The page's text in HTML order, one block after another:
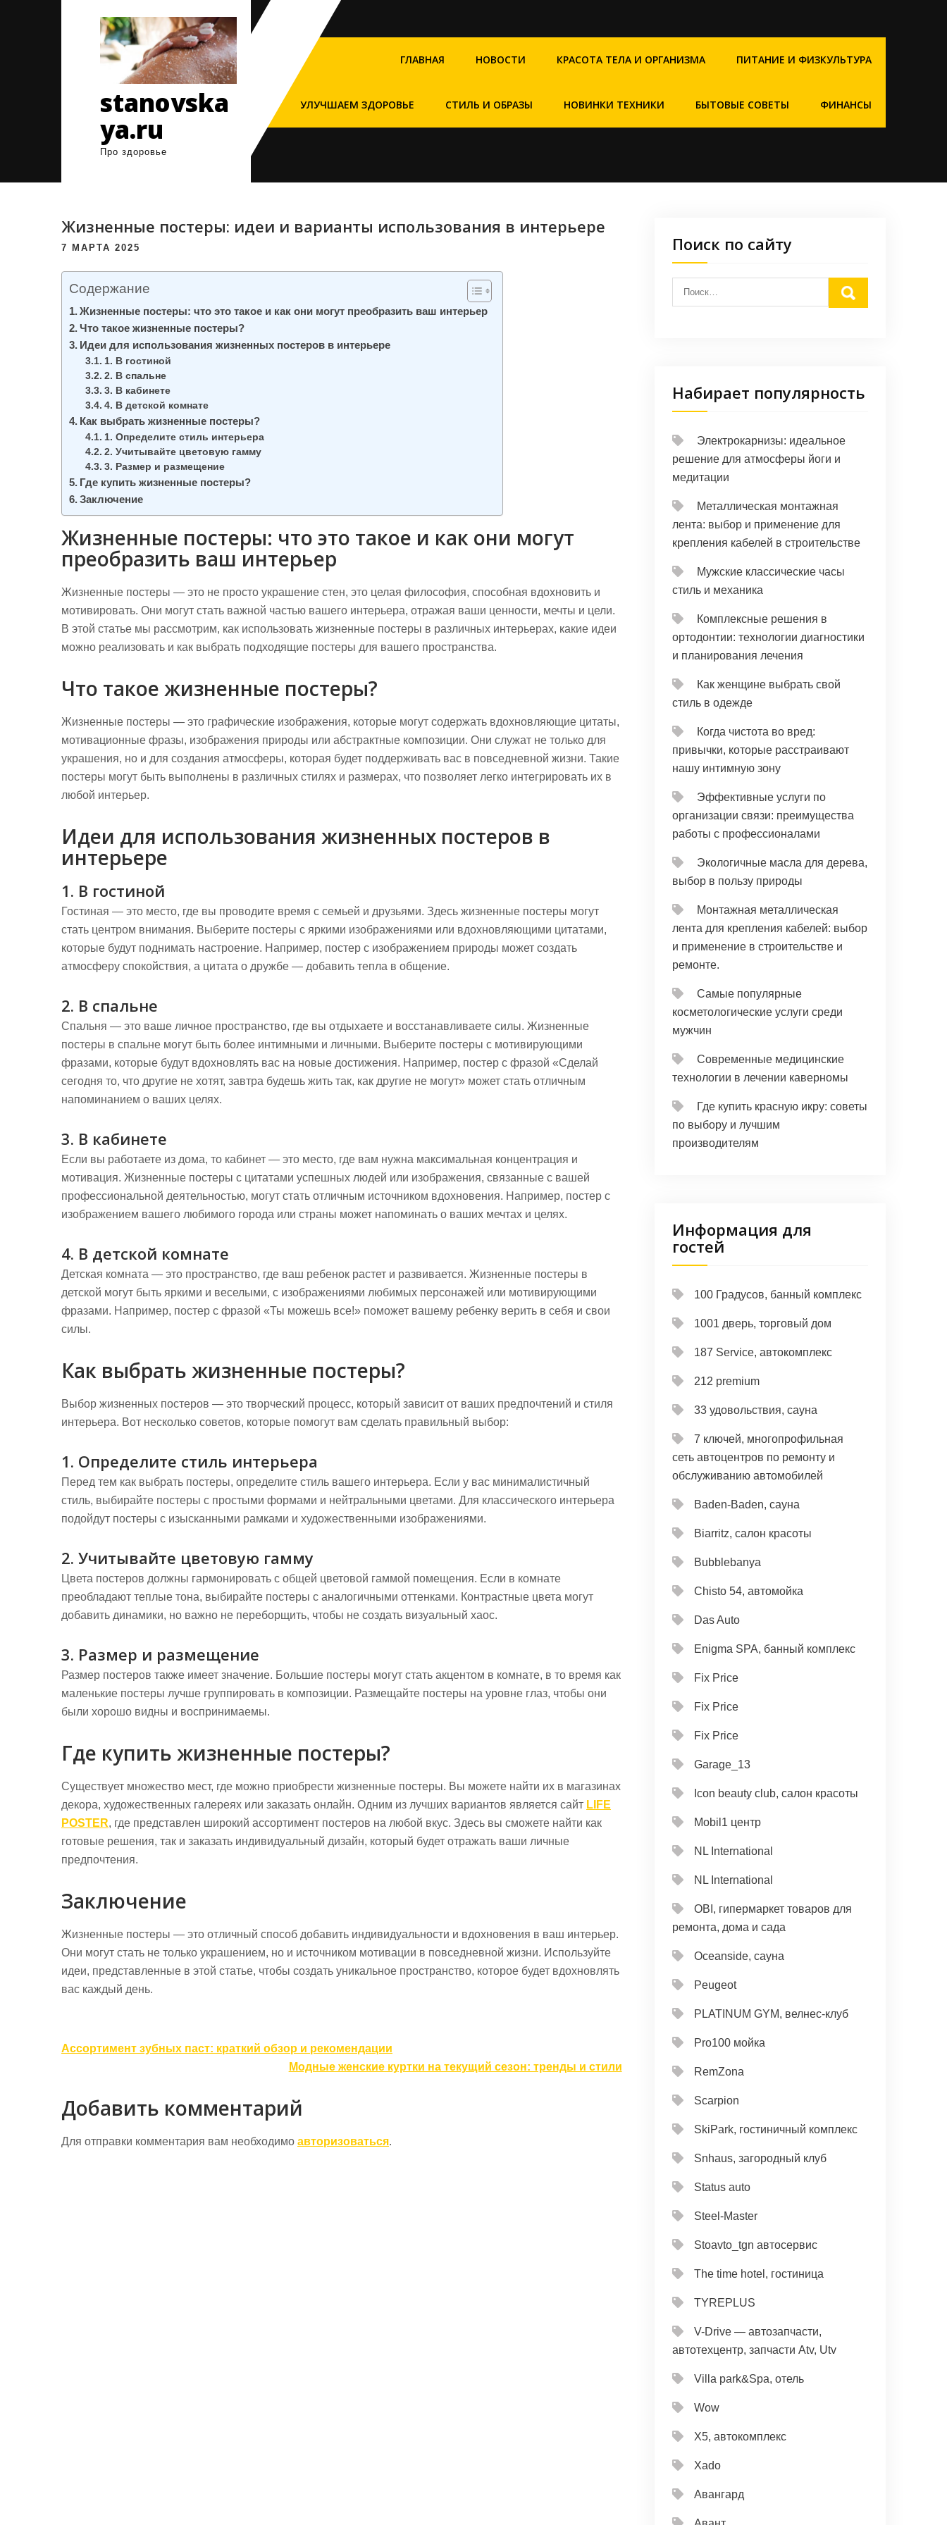
stanovska
ya.ru
Про здоровье
ГЛАВНАЯ НОВОСТИ КРАСОТА ТЕЛА И ОРГАНИЗМА ПИТАНИЕ И ФИЗКУЛЬТУРА
УЛУЧШАЕМ ЗДОРОВЬЕ СТИЛЬ И ОБРАЗЫ НОВИНКИ ТЕХНИКИ БЫТОВЫЕ СОВЕТЫ ФИНАНСЫ
Жизненные постеры: идеи и варианты использования в интерьере
7 МАРТА 2025
Содержание
Жизненные постеры: что это такое и как они могут преобразить ваш интерьер
Что такое жизненные постеры?
Идеи для использования жизненных постеров в интерьере
1. В гостиной
2. В спальне
3. В кабинете
4. В детской комнате
Как выбрать жизненные постеры?
1. Определите стиль интерьера
2. Учитывайте цветовую гамму
3. Размер и размещение
Где купить жизненные постеры?
Заключение
Жизненные постеры: что это такое и как они могут
преобразить ваш интерьер
Жизненные постеры — это не просто украшение стен, это целая философия, способная вдохновить и
мотивировать. Они могут стать важной частью вашего интерьера, отражая ваши ценности, мечты и цели.
В этой статье мы рассмотрим, как использовать жизненные постеры в различных интерьерах, какие идеи
можно реализовать и как выбрать подходящие постеры для вашего пространства.
Что такое жизненные постеры?
Жизненные постеры — это графические изображения, которые могут содержать вдохновляющие цитаты,
мотивационные фразы, изображения природы или абстрактные композиции. Они служат не только для
украшения, но и для создания атмосферы, которая будет поддерживать вас в повседневной жизни. Такие
постеры могут быть выполнены в различных стилях и размерах, что позволяет легко интегрировать их в
любой интерьер.
Идеи для использования жизненных постеров в
интерьере
1. В гостиной
Гостиная — это место, где вы проводите время с семьей и друзьями. Здесь жизненные постеры могут
стать центром внимания. Выберите постеры с яркими изображениями или вдохновляющими цитатами,
которые будут поднимать настроение. Например, постер с изображением природы может создать
атмосферу спокойствия, а цитата о дружбе — добавить тепла в общение.
2. В спальне
Спальня — это ваше личное пространство, где вы отдыхаете и восстанавливаете силы. Жизненные
постеры в спальне могут быть более интимными и личными. Выберите постеры с мотивирующими
фразами, которые будут вдохновлять вас на новые достижения. Например, постер с фразой «Сделай
сегодня то, что другие не хотят, завтра будешь жить так, как другие не могут» может стать отличным
напоминанием о ваших целях.
3. В кабинете
Если вы работаете из дома, то кабинет — это место, где вам нужна максимальная концентрация и
мотивация. Жизненные постеры с цитатами успешных людей или изображения, связанные с вашей
профессиональной деятельностью, могут стать отличным источником вдохновения. Например, постер с
изображением вашего любимого города или страны может напоминать о ваших мечтах и целях.
4. В детской комнате
Детская комната — это пространство, где ваш ребенок растет и развивается. Жизненные постеры в
детской могут быть яркими и веселыми, с изображениями любимых персонажей или мотивирующими
фразами. Например, постер с фразой «Ты можешь все!» поможет вашему ребенку верить в себя и свои
силы.
Как выбрать жизненные постеры?
Выбор жизненных постеров — это творческий процесс, который зависит от ваших предпочтений и стиля
интерьера. Вот несколько советов, которые помогут вам сделать правильный выбор:
1. Определите стиль интерьера
Перед тем как выбрать постеры, определите стиль вашего интерьера. Если у вас минималистичный
стиль, выбирайте постеры с простыми формами и нейтральными цветами. Для классического интерьера
подойдут постеры с изысканными рамками и художественными изображениями.
2. Учитывайте цветовую гамму
Цвета постеров должны гармонировать с общей цветовой гаммой помещения. Если в комнате
преобладают теплые тона, выбирайте постеры с аналогичными оттенками. Контрастные цвета могут
добавить динамики, но важно не переборщить, чтобы не создать визуальный хаос.
3. Размер и размещение
Размер постеров также имеет значение. Большие постеры могут стать акцентом в комнате, в то время как
маленькие постеры лучше группировать в композиции. Размещайте постеры на уровне глаз, чтобы они
были хорошо видны и воспринимаемы.
Где купить жизненные постеры?
Существует множество мест, где можно приобрести жизненные постеры. Вы можете найти их в магазинах
декора, художественных галереях или заказать онлайн. Одним из лучших вариантов является сайт LIFE
POSTER, где представлен широкий ассортимент постеров на любой вкус. Здесь вы сможете найти как
готовые решения, так и заказать индивидуальный дизайн, который будет отражать ваши личные
предпочтения.
Заключение
Жизненные постеры — это отличный способ добавить индивидуальности и вдохновения в ваш интерьер.
Они могут стать не только украшением, но и источником мотивации в повседневной жизни. Используйте
идеи, представленные в этой статье, чтобы создать уникальное пространство, которое будет вдохновлять
вас каждый день.
Навигация
Ассортимент зубных паст: краткий обзор и рекомендации
Модные женские куртки на текущий сезон: тренды и стили
Добавить комментарий
Для отправки комментария вам необходимо авторизоваться.
Поиск по сайту
Набирает популярность
Электрокарнизы: идеальное
решение для атмосферы йоги и
медитации
Металлическая монтажная
лента: выбор и применение для
крепления кабелей в строительстве
Мужские классические часы
стиль и механика
Комплексные решения в
ортодонтии: технологии диагностики
и планирования лечения
Как женщине выбрать свой
стиль в одежде
Когда чистота во вред:
привычки, которые расстраивают
нашу интимную зону
Эффективные услуги по
организации связи: преимущества
работы с профессионалами
Экологичные масла для дерева,
выбор в пользу природы
Монтажная металлическая
лента для крепления кабелей: выбор
и применение в строительстве и
ремонте.
Самые популярные
косметологические услуги среди
мужчин
Современные медицинские
технологии в лечении каверномы
Где купить красную икру: советы
по выбору и лучшим
производителям
Информация для
гостей
100 Градусов, банный комплекс
1001 дверь, торговый дом
187 Service, автокомплекс
212 premium
33 удовольствия, сауна
7 ключей, многопрофильная
сеть автоцентров по ремонту и
обслуживанию автомобилей
Baden-Baden, сауна
Biarritz, салон красоты
Bubblebanya
Chisto 54, автомойка
Das Auto
Enigma SPA, банный комплекс
Fix Price
Fix Price
Fix Price
Garage_13
Icon beauty club, салон красоты
Mobil1 центр
NL International
NL International
OBI, гипермаркет товаров для
ремонта, дома и сада
Oceanside, сауна
Peugeot
PLATINUM GYM, велнес-клуб
Pro100 мойка
RemZona
Scarpion
SkiPark, гостиничный комплекс
Snhaus, загородный клуб
Status auto
Steel-Master
Stoavto_tgn автосервис
The time hotel, гостиница
TYREPLUS
V-Drive — автозапчасти,
автотехцентр, запчасти Atv, Utv
Villa park&Spa, отель
Wow
X5, автокомплекс
Xado
Авангард